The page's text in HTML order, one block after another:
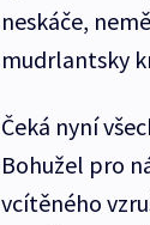
neskáče,
mudrlantsky
Čeká nyní
Bohužel pro
vcítěného